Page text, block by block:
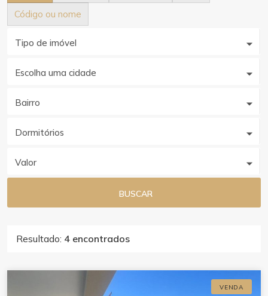
Código ou nome
Tipo de imóvel
Escolha uma cidade
Bairro
Dormitórios
Valor
BUSCAR
Resultado: 4 encontrados
VENDA